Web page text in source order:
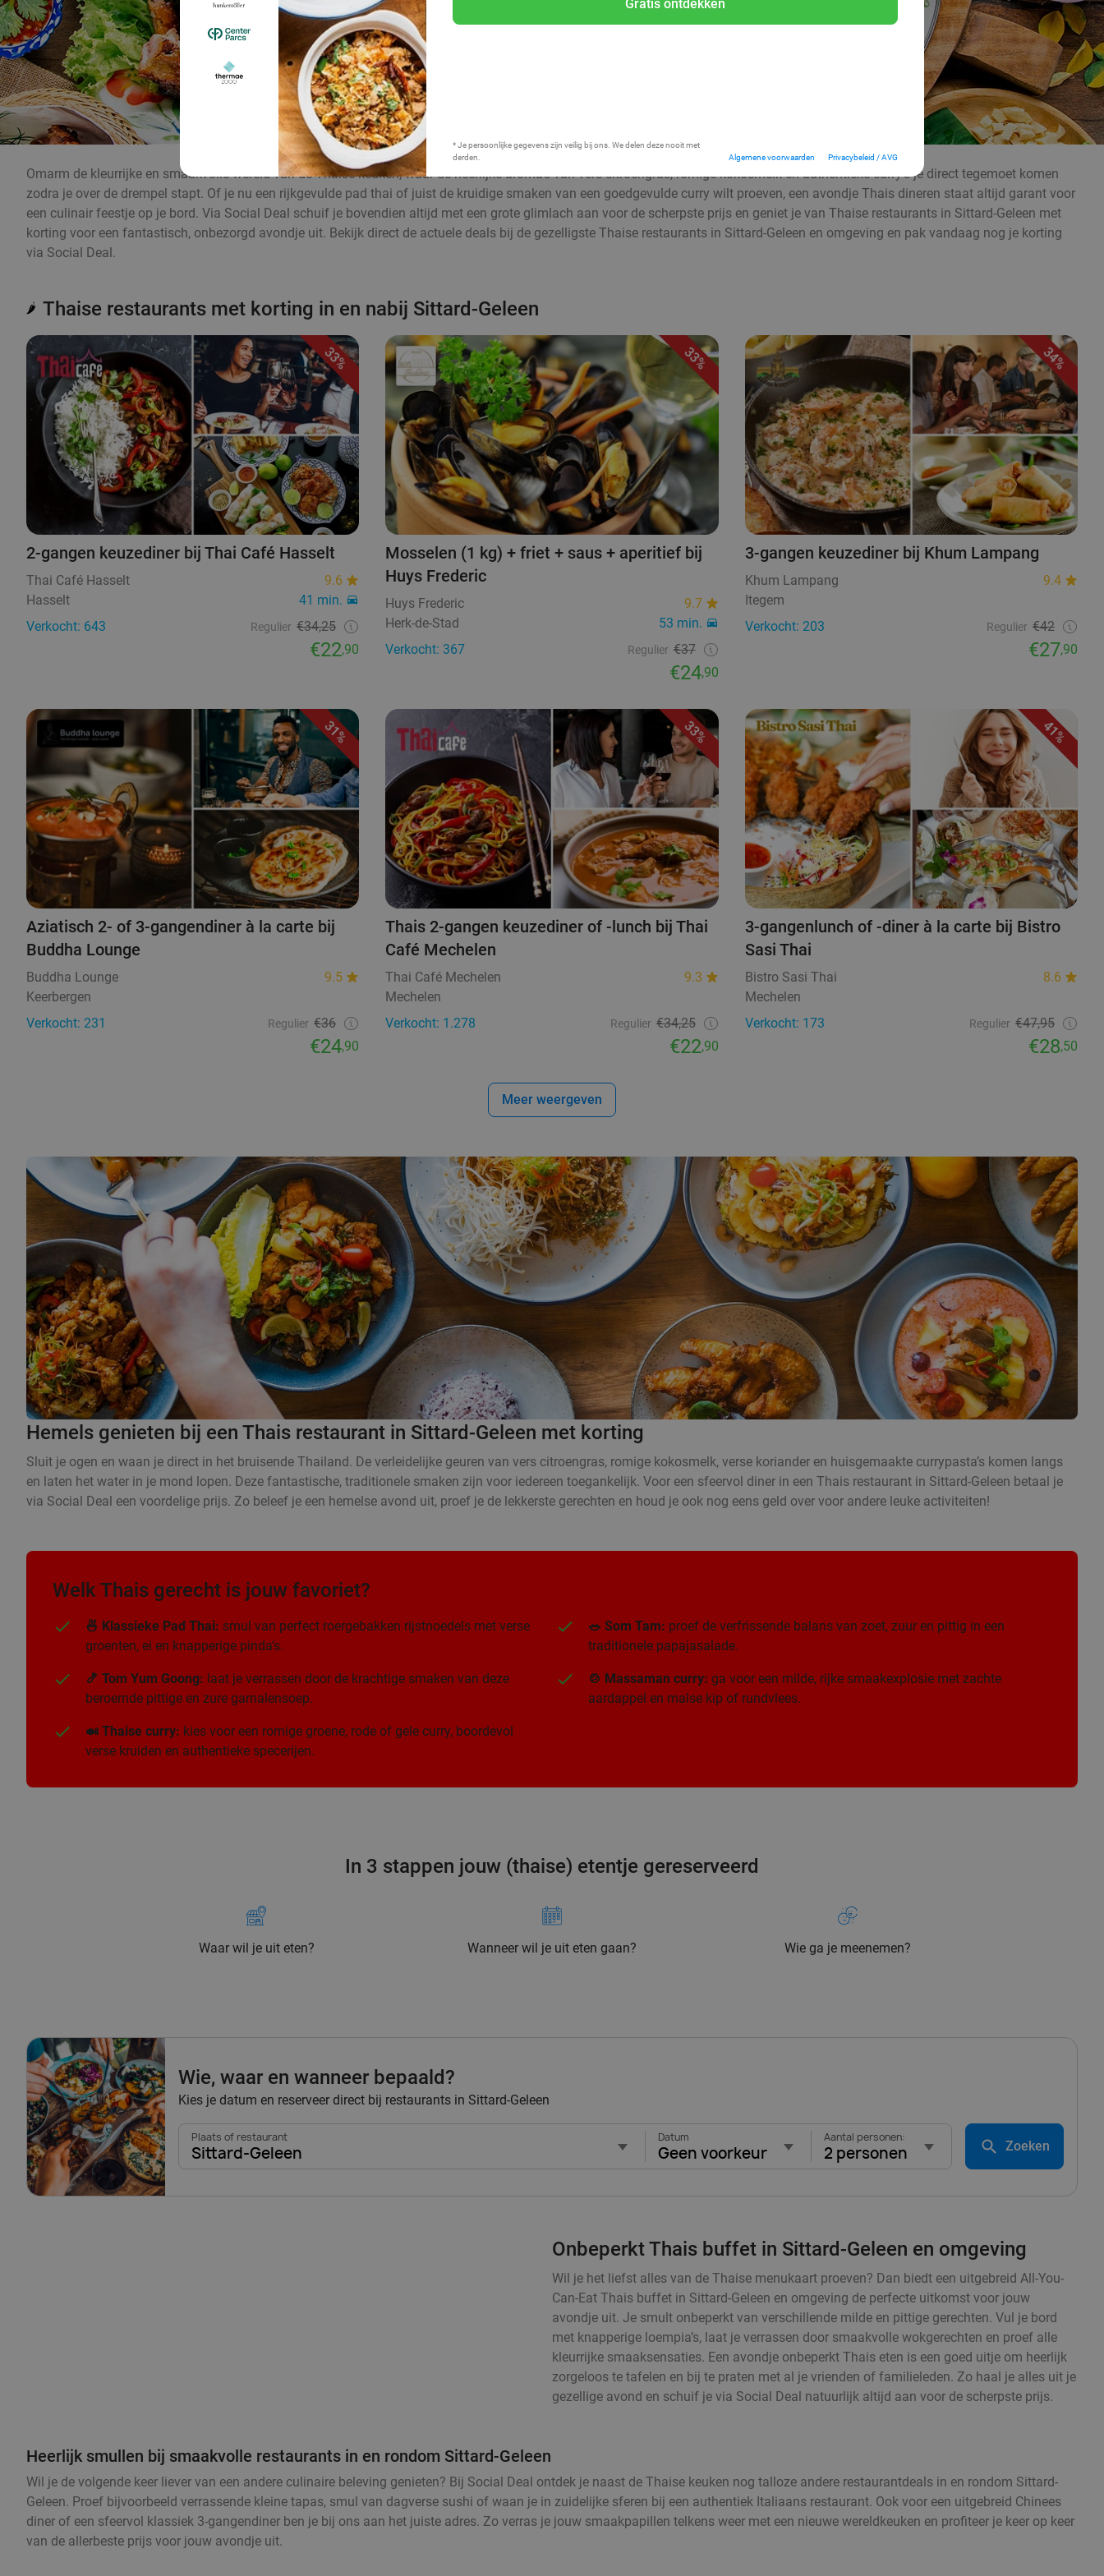
Gratis ontdekken
* Je persoonlijke gegevens zijn veilig bij ons. We delen deze nooit met
derden.
Algemene voorwaarden Privacybeleid / AVG
Omarm de kleurrijke en smaakvolle wereld van de Thaise keuken, waar de heerlijke aroma’s van vers citroengras, romige kokosmelk en authentieke curry’s je direct tegemoet komen
zodra je over de drempel stapt. Of je nu een rijkgevulde pad thai of juist de kruidige smaken van een goedgevulde curry wilt proeven, een avondje Thais dineren staat altijd garant voor
een culinair feestje op je bord. Via Social Deal schuif je bovendien altijd met een grote glimlach aan voor de scherpste prijs en geniet je van Thaise restaurants in Sittard-Geleen met
korting voor een fantastisch, onbezorgd avondje uit. Bekijk direct de actuele deals bij de gezelligste Thaise restaurants in Sittard-Geleen en omgeving en pak vandaag nog je korting
via Social Deal.
🌶️ Thaise restaurants met korting in en nabij Sittard-Geleen
33%
2-gangen keuzediner bij Thai Café Hasselt
Thai Café Hasselt
9.6
Hasselt
41 min.
Verkocht: 643
Regulier €34,25
€22,90
33%
Mosselen (1 kg) + friet + saus + aperitief bij
Huys Frederic
Huys Frederic
9.7
Herk-de-Stad
53 min.
Verkocht: 367
Regulier €37
€24,90
34%
3-gangen keuzediner bij Khum Lampang
Khum Lampang
9.4
Itegem
Verkocht: 203
Regulier €42
€27,90
31%
Aziatisch 2- of 3-gangendiner à la carte bij
Buddha Lounge
Buddha Lounge
9.5
Keerbergen
Verkocht: 231
Regulier €36
€24,90
33%
Thais 2-gangen keuzediner of -lunch bij Thai
Café Mechelen
Thai Café Mechelen
9.3
Mechelen
Verkocht: 1.278
Regulier €34,25
€22,90
41%
3-gangenlunch of -diner à la carte bij Bistro
Sasi Thai
Bistro Sasi Thai
8.6
Mechelen
Verkocht: 173
Regulier €47,95
€28,50
Meer weergeven
Hemels genieten bij een Thais restaurant in Sittard-Geleen met korting
Sluit je ogen en waan je direct in het bruisende Thailand. De verleidelijke geuren van vers citroengras, romige kokosmelk, verse koriander en huisgemaakte currypasta’s komen langs
en laten het water in je mond lopen. Deze fantastische, traditionele smaken zijn voor iedereen toegankelijk. Voor een sfeervol diner in een Thais restaurant in Sittard-Geleen betaal je
via Social Deal een voordelige prijs. Zo beleef je een hemelse avond uit, proef je de lekkerste gerechten en houd je ook nog eens geld over voor andere leuke activiteiten!
Welk Thais gerecht is jouw favoriet?
🍜 Klassieke Pad Thai: smul van perfect roergebakken rijstnoedels met verse
groenten, ei en knapperige pinda's.
🍤 Tom Yum Goong: laat je verrassen door de krachtige smaken van deze
beroemde pittige en zure garnalensoep.
🍛 Thaise curry: kies voor een romige groene, rode of gele curry, boordevol
verse kruiden en authentieke specerijen.
🥗 Som Tam: proef de verfrissende balans van zoet, zuur en pittig in een
traditionele papajasalade.
🍲 Massaman curry: ga voor een milde, rijke smaakexplosie met zachte
aardappel en malse kip of rundvlees.
In 3 stappen jouw (thaise) etentje gereserveerd
Waar wil je uit eten? Wanneer wil je uit eten gaan? Wie ga je meenemen?
Wie, waar en wanneer bepaald?
Kies je datum en reserveer direct bij restaurants in Sittard-Geleen
Plaats of restaurant
Sittard-Geleen
Datum
Geen voorkeur
Aantal personen:
2 personen Zoeken
Onbeperkt Thais buffet in Sittard-Geleen en omgeving
Wil je het liefst alles van de Thaise menukaart proeven? Dan biedt een uitgebreid All-You-
Can-Eat Thais buffet in Sittard-Geleen en omgeving de perfecte uitkomst voor jouw
avondje uit. Je smult onbeperkt van verschillende milde en pittige gerechten. Vul je bord
met knapperige loempia’s, laat je verrassen door smaakvolle wokgerechten en proef alle
kleurrijke smaaksensaties. Een avondje onbeperkt Thais eten is een goed uitje om heerlijk
zorgeloos te tafelen en bij te praten met al je vrienden of familieleden. Zo haal je alles uit je
gezellige avond en schuif je via Social Deal natuurlijk altijd aan voor de scherpste prijs.
Heerlijk smullen bij smaakvolle restaurants in en rondom Sittard-Geleen
Wil je de volgende keer liever van een andere culinaire beleving genieten? Bij Social Deal ontdek je naast de Thaise keuken nog talloze andere restaurantdeals in en rondom Sittard-
Geleen. Proef bijvoorbeeld verrassende kleine tapas, smul van dagverse sushi of waan je in zuidelijke sferen bij een authentiek Italiaans restaurant. Ook voor een uitgebreid Chinees
diner of een sfeervol klassiek 3-gangendiner ben je bij ons aan het juiste adres. Zo verras je jouw smaakpapillen telkens weer met een nieuwe wereldkeuken en profiteer je keer op keer
van de allerbeste prijs voor jouw avondje uit.